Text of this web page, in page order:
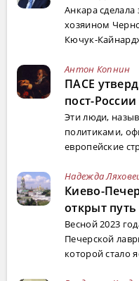
Анкара сделала
хозяином
Кючук-
Антон Копнин
ПАСЕ
пост-России
Эти люди,
политиками,
европейские
Надежда
Киево-
открыт путь
Весной 2023
Печерской
которой стало